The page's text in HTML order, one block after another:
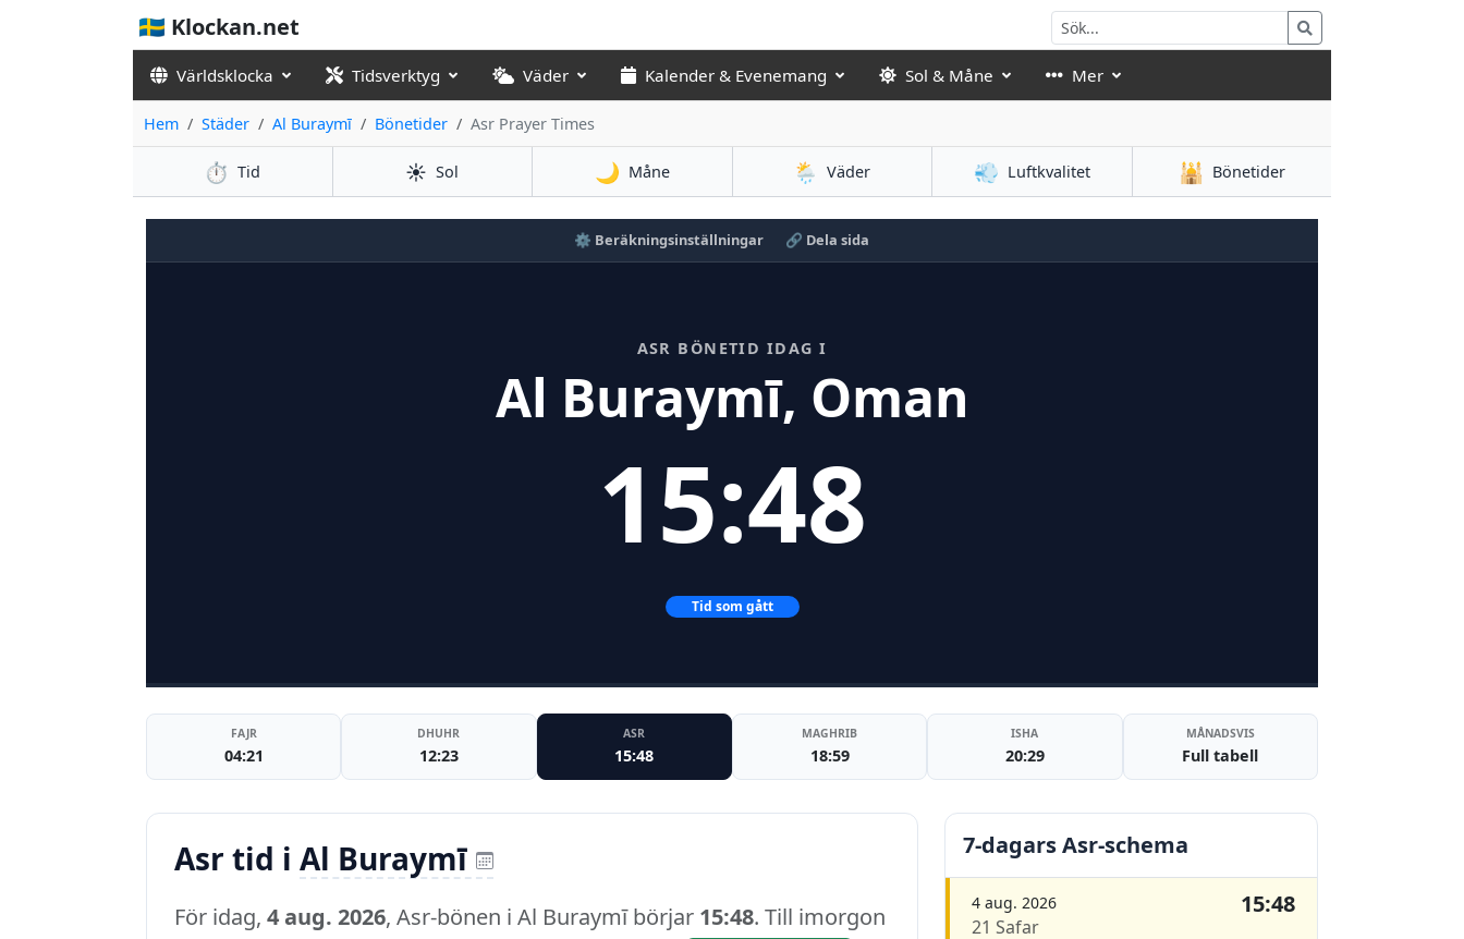
🇸🇪 Klockan.net
Världsklocka Tidsverktyg Väder Kalender & Evenemang Sol & Måne Mer
Hem Städer Al Buraymī Bönetider Asr Prayer Times
⏱️ Tid ☀️ Sol 🌙 Måne 🌦️ Väder 💨 Luftkvalitet 🕌 Bönetider
⚙️ Beräkningsinställningar 🔗 Dela sida
ASR BÖNETID IDAG I
Al Buraymī, Oman
15:48
Tid som gått
FAJR
04:21
DHUHR
12:23
ASR
15:48
MAGHRIB
18:59
ISHA
20:29
MÅNADSVIS
Full tabell
Asr tid i Al Buraymī
För idag, 4 aug. 2026, Asr-bönen i Al Buraymī börjar 15:48. Till imorgon
7-dagars Asr-schema
4 aug. 2026
21 Safar
15:48